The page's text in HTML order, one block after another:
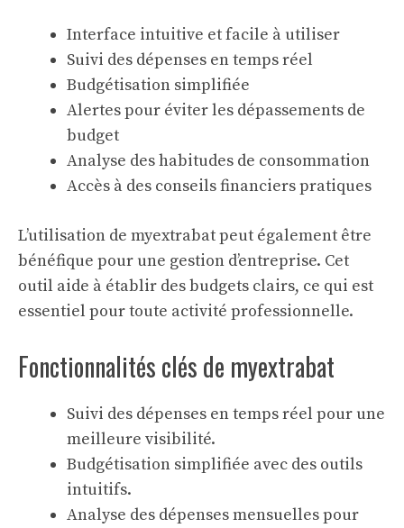
Interface intuitive et facile à utiliser
Suivi des dépenses en temps réel
Budgétisation simplifiée
Alertes pour éviter les dépassements de
budget
Analyse des habitudes de consommation
Accès à des conseils financiers pratiques
L’utilisation de myextrabat peut également être
bénéfique pour une gestion d’entreprise. Cet
outil aide à établir des budgets clairs, ce qui est
essentiel pour toute activité professionnelle.
Fonctionnalités clés de myextrabat
Suivi des dépenses en temps réel pour une
meilleure visibilité.
Budgétisation simplifiée avec des outils
intuitifs.
Analyse des dépenses mensuelles pour